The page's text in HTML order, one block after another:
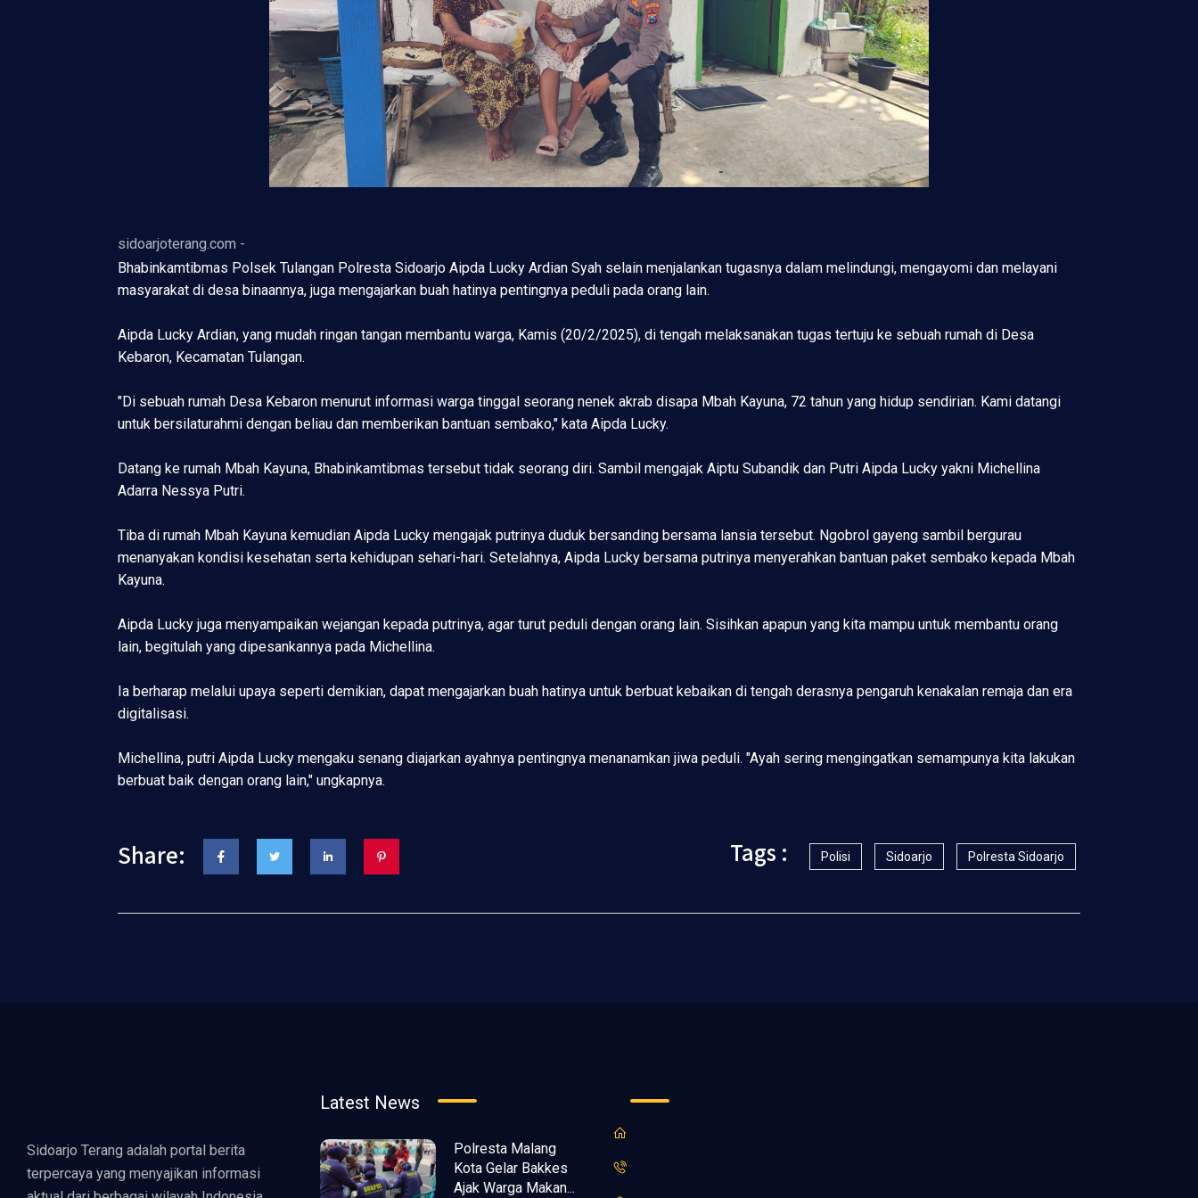
sidoarjoterang.com -
Bhabinkamtibmas Polsek Tulangan Polresta Sidoarjo Aipda Lucky Ardian Syah selain menjalankan tugasnya dalam melindungi, mengayomi dan melayani
masyarakat di desa binaannya, juga mengajarkan buah hatinya pentingnya peduli pada orang lain.
Aipda Lucky Ardian, yang mudah ringan tangan membantu warga, Kamis (20/2/2025), di tengah melaksanakan tugas tertuju ke sebuah rumah di Desa
Kebaron, Kecamatan Tulangan.
"Di sebuah rumah Desa Kebaron menurut informasi warga tinggal seorang nenek akrab disapa Mbah Kayuna, 72 tahun yang hidup sendirian. Kami datangi
untuk bersilaturahmi dengan beliau dan memberikan bantuan sembako," kata Aipda Lucky.
Datang ke rumah Mbah Kayuna, Bhabinkamtibmas tersebut tidak seorang diri. Sambil mengajak Aiptu Subandik dan Putri Aipda Lucky yakni Michellina
Adarra Nessya Putri.
Tiba di rumah Mbah Kayuna kemudian Aipda Lucky mengajak putrinya duduk bersanding bersama lansia tersebut. Ngobrol gayeng sambil bergurau
menanyakan kondisi kesehatan serta kehidupan sehari-hari. Setelahnya, Aipda Lucky bersama putrinya menyerahkan bantuan paket sembako kepada Mbah
Kayuna.
Aipda Lucky juga menyampaikan wejangan kepada putrinya, agar turut peduli dengan orang lain. Sisihkan apapun yang kita mampu untuk membantu orang
lain, begitulah yang dipesankannya pada Michellina.
Ia berharap melalui upaya seperti demikian, dapat mengajarkan buah hatinya untuk berbuat kebaikan di tengah derasnya pengaruh kenakalan remaja dan era
digitalisasi.
Michellina, putri Aipda Lucky mengaku senang diajarkan ayahnya pentingnya menanamkan jiwa peduli. "Ayah sering mengingatkan semampunya kita lakukan
berbuat baik dengan orang lain," ungkapnya.
Share: Tags : Polisi Sidoarjo Polresta Sidoarjo
Sidoarjo Terang adalah portal berita
terpercaya yang menyajikan informasi
Latest News
Polresta Malang
Kota Gelar Bakkes
Ajak Warga Makan...